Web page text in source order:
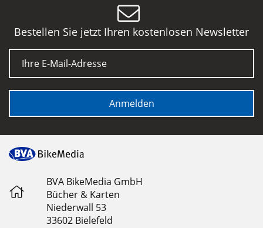
Bestellen Sie jetzt Ihren kostenlosen Newsletter
E-Mail
Anmelden
BVA BikeMedia GmbH
Bücher & Karten
Niederwall 53
33602 Bielefeld